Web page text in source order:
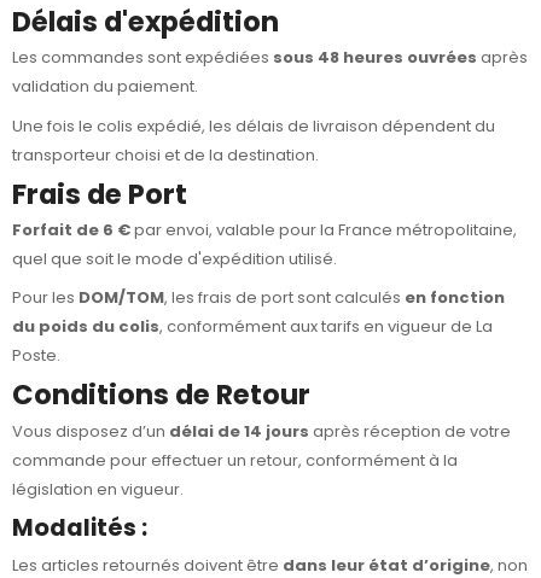
Délais d'expédition
Les commandes sont expédiées sous 48 heures ouvrées après
validation du paiement.
Une fois le colis expédié, les délais de livraison dépendent du
transporteur choisi et de la destination.
Frais de Port
Forfait de 6 €par envoi, valable pour la France métropolitaine,
quel que soit le mode d'expédition utilisé.
Pour les DOM/TOM, les frais de port sont calculés en fonction
du poids du colis, conformément aux tarifs en vigueur de La
Poste.
Conditions de Retour
Vous disposez d’un délai de 14 jours après réception de votre
commande pour effectuer un retour, conformément à la
législation en vigueur.
Modalités :
Les articles retournés doivent être dans leur état d’origine, non